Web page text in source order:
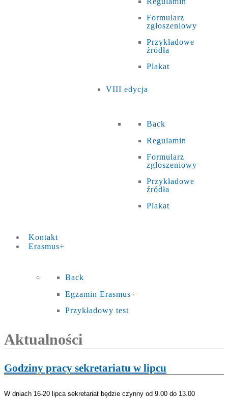
Formularz
zgłoszeniowy
Przykładowe
źródła
Plakat
VIII edycja
Back
Regulamin
Formularz
zgłoszeniowy
Przykładowe
źródła
Plakat
Kontakt
Erasmus+
Back
Egzamin Erasmus+
Przykładowy test
Aktualności
Godziny pracy sekretariatu w lipcu
W dniach 16-20 lipca sekretariat będzie czynny od 9.00 do 13.00